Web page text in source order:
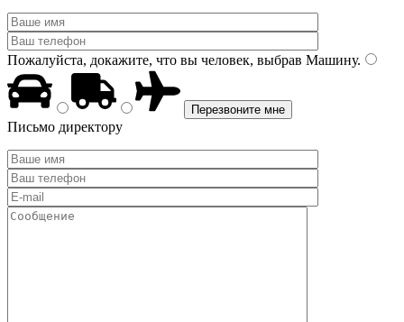
Пожалуйста, докажите, что вы человек, выбрав Машину.
Письмо директору